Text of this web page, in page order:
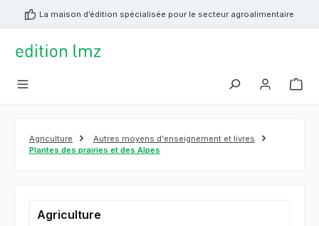
principal
La maison d’édition spécialisée pour le secteur agroalimentaire
Agriculture
Autres moyens d‘enseignement et livres
Plantes des prairies et des Alpes
Agriculture